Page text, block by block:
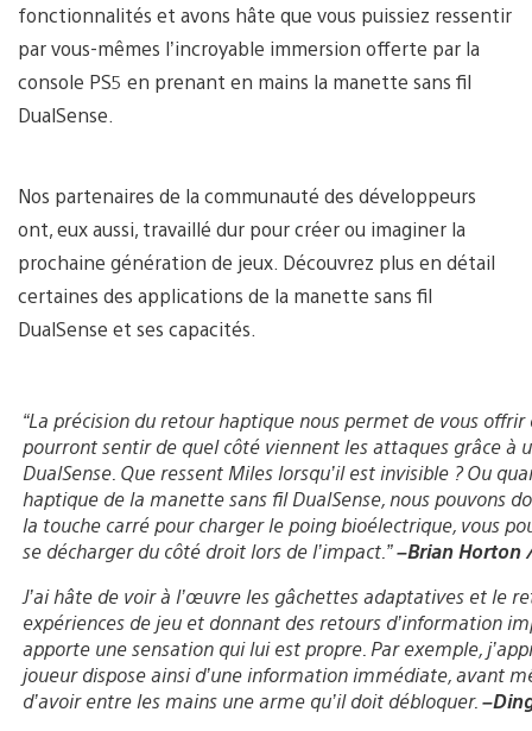
fonctionnalités et avons hâte que vous puissiez ressentir
par vous-mêmes l’incroyable immersion offerte par la
console PS5 en prenant en mains la manette sans fil
DualSense.
Nos partenaires de la communauté des développeurs
ont, eux aussi, travaillé dur pour créer ou imaginer la
prochaine génération de jeux. Découvrez plus en détail
certaines des applications de la manette sans fil
DualSense et ses capacités.
“La précision du retour haptique nous permet de vous
pourront sentir de quel côté viennent les attaques grâce
DualSense. Que ressent Miles lorsqu’il est invisible ? Ou
haptique de la manette sans fil DualSense, nous pouvons
la touche carré pour charger le poing bioélectrique, vous
se décharger du côté droit lors de l’impact.”–Brian Horton
J’ai hâte de voir à l’œuvre les gâchettes adaptatives et le
expériences de jeu et donnant des retours d’information
apporte une sensation qui lui est propre. Par exemple,
joueur dispose ainsi d’une information immédiate, avant
d’avoir entre les mains une arme qu’il doit débloquer.